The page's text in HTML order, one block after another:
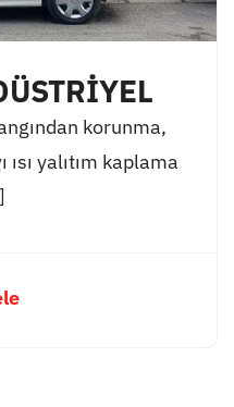
korunma,
ısı yalıtım kaplama